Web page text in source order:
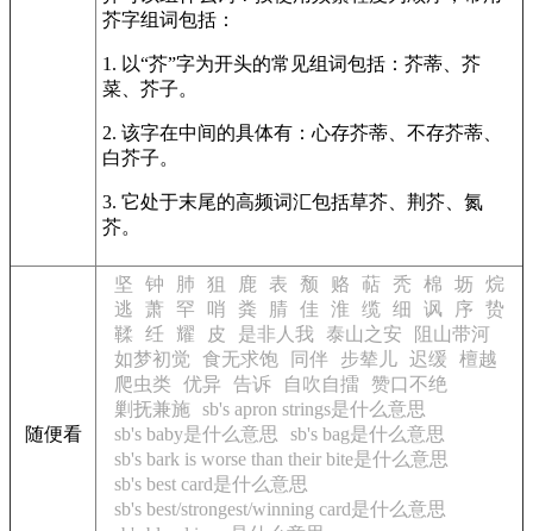
芥字组词包括：
1. 以“芥”字为开头的常见组词包括：芥蒂、芥
菜、芥子。
2. 该字在中间的具体有：心存芥蒂、不存芥蒂、
白芥子。
3. 它处于末尾的高频词汇包括草芥、荆芥、氮
芥。
随便看
坚 钟 肺 狙 鹿 表 颓 赂 萜 秃 棉 坜 烷
逃
萧 罕 哨 粪 腈 佳 淮 缆 细 讽 序 贽
鞣
纴 耀 皮 是非人我 泰山之安
阻山带河
如梦初觉
食无求饱 同伴 步辇儿 迟缓
檀越
爬虫类
优异 告诉 自吹自擂
赞口不绝
剿抚兼施
sb's apron strings是什么意思
sb's baby是什么意思
sb's bag是什么意思
sb's bark is worse than their bite是什么意思
sb's best card是什么意思
sb's best/strongest/winning card是什么意思